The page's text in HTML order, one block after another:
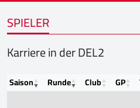
SPIELER
Karriere in der DEL2
Saison Runde Club GP